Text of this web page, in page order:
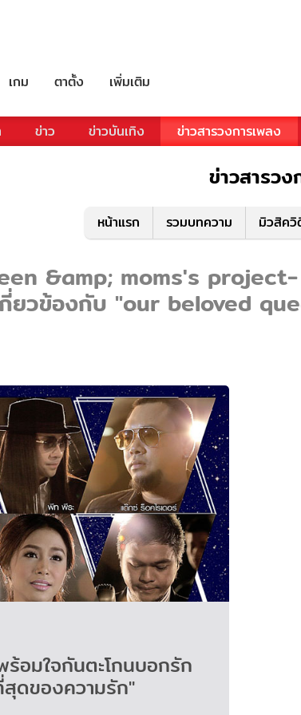
เกม ตาตั้ง เพิ่มเติม
ข่าว ข่าวบันเทิง ข่าวสารวงการเพลง
ข่าวสารวง
หน้าแรก รวมบทความ มิวสิควิ
&amp; moms's project-
ยวข้องกับ "our beloved
มใจกันตะโกนบอกรัก
ดของความรัก"